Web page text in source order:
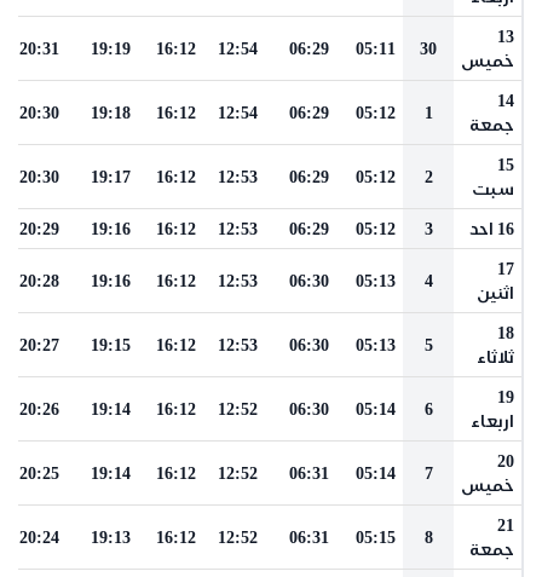
13
خميس
30
05:11
06:29
12:54
16:12
19:19
20:31
14
جمعة
1
05:12
06:29
12:54
16:12
19:18
20:30
15
سبت
2
05:12
06:29
12:53
16:12
19:17
20:30
16 احد 3
05:12
06:29
12:53
16:12
19:16
20:29
17
اثنين
4
05:13
06:30
12:53
16:12
19:16
20:28
18
ثلاثاء
5
05:13
06:30
12:53
16:12
19:15
20:27
19
اربعاء
6
05:14
06:30
12:52
16:12
19:14
20:26
20
خميس
7
05:14
06:31
12:52
16:12
19:14
20:25
21
جمعة
8
05:15
06:31
12:52
16:12
19:13
20:24